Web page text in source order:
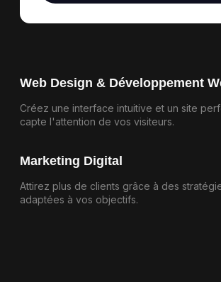
Web Design & Développement
Créez une interface intuitive et un site
capte l'attention de vos visiteurs.
Marketing Digital
Attirez plus de clients grâce à des
adaptées à vos objectifs.
Obtenir un rendez-vous